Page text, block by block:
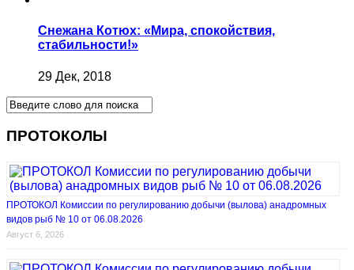
Снежана Котюх: «Мира, спокойствия,
стабильности!»
29 Дек, 2018
ПРОТОКОЛЫ
ПРОТОКОЛ Комиссии по регулированию добычи (вылова) анадромных
видов рыб № 10 от 06.08.2026
Август 6, 2026